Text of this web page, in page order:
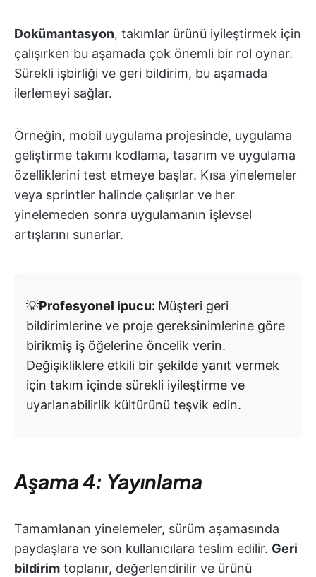
Dokümantasyon, takımlar ürünü iyileştirmek için
çalışırken bu aşamada çok önemli bir rol oynar.
Sürekli işbirliği ve geri bildirim, bu aşamada
ilerlemeyi sağlar.
Örneğin, mobil uygulama projesinde, uygulama
geliştirme takımı kodlama, tasarım ve uygulama
özelliklerini test etmeye başlar. Kısa yinelemeler
veya sprintler halinde çalışırlar ve her
yinelemeden sonra uygulamanın işlevsel
artışlarını sunarlar.
💡Profesyonel ipucu: Müşteri geri
bildirimlerine ve proje gereksinimlerine göre
birikmiş iş öğelerine öncelik verin.
Değişikliklere etkili bir şekilde yanıt vermek
için takım içinde sürekli iyileştirme ve
uyarlanabilirlik kültürünü teşvik edin.
Aşama 4: Yayınlama
Tamamlanan yinelemeler, sürüm aşamasında
paydaşlara ve son kullanıcılara teslim edilir. Geri
bildirim toplanır, değerlendirilir ve ürünü